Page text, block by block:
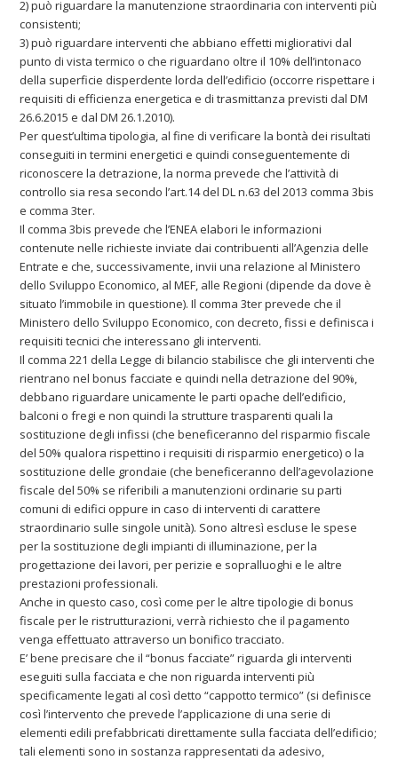
2) può riguardare la manutenzione straordinaria con interventi più
consistenti;
3) può riguardare interventi che abbiano effetti migliorativi dal
punto di vista termico o che riguardano oltre il 10% dell’intonaco
della superficie disperdente lorda dell’edificio (occorre rispettare i
requisiti di efficienza energetica e di trasmittanza previsti dal DM
26.6.2015 e dal DM 26.1.2010).
Per quest’ultima tipologia, al fine di verificare la bontà dei risultati
conseguiti in termini energetici e quindi conseguentemente di
riconoscere la detrazione, la norma prevede che l’attività di
controllo sia resa secondo l’art.14 del DL n.63 del 2013 comma 3bis
e comma 3ter.
Il comma 3bis prevede che l’ENEA elabori le informazioni
contenute nelle richieste inviate dai contribuenti all’Agenzia delle
Entrate e che, successivamente, invii una relazione al Ministero
dello Sviluppo Economico, al MEF, alle Regioni (dipende da dove è
situato l’immobile in questione). Il comma 3ter prevede che il
Ministero dello Sviluppo Economico, con decreto, fissi e definisca i
requisiti tecnici che interessano gli interventi.
Il comma 221 della Legge di bilancio stabilisce che gli interventi che
rientrano nel bonus facciate e quindi nella detrazione del 90%,
debbano riguardare unicamente le parti opache dell’edificio,
balconi o fregi e non quindi la strutture trasparenti quali la
sostituzione degli infissi (che beneficeranno del risparmio fiscale
del 50% qualora rispettino i requisiti di risparmio energetico) o la
sostituzione delle grondaie (che beneficeranno dell’agevolazione
fiscale del 50% se riferibili a manutenzioni ordinarie su parti
comuni di edifici oppure in caso di interventi di carattere
straordinario sulle singole unità). Sono altresì escluse le spese
per la sostituzione degli impianti di illuminazione, per la
progettazione dei lavori, per perizie e sopralluoghi e le altre
prestazioni professionali.
Anche in questo caso, così come per le altre tipologie di bonus
fiscale per le ristrutturazioni, verrà richiesto che il pagamento
venga effettuato attraverso un bonifico tracciato.
E’ bene precisare che il “bonus facciate” riguarda gli interventi
eseguiti sulla facciata e che non riguarda interventi più
specificamente legati al così detto “cappotto termico” (si definisce
così l’intervento che prevede l’applicazione di una serie di
elementi edili prefabbricati direttamente sulla facciata dell’edificio;
tali elementi sono in sostanza rappresentati da adesivo,